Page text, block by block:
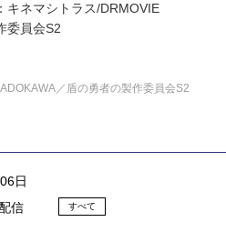
キネマシトラス/DRMOVIE
委員会S2
／盾の勇者の製作委員会S2
日
信 すべて